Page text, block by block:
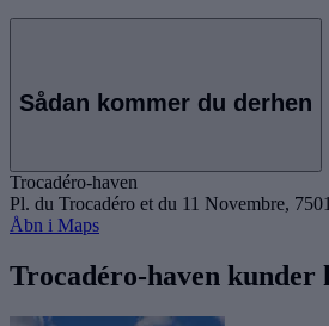
Sådan kommer du derhen
Trocadéro-haven
Pl. du Trocadéro et du 11 Novembre,
Åbn i Maps
Trocadéro-haven kunder